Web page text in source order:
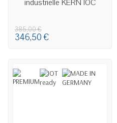
industrielle KERN IOC
385,00 €
346,50 €